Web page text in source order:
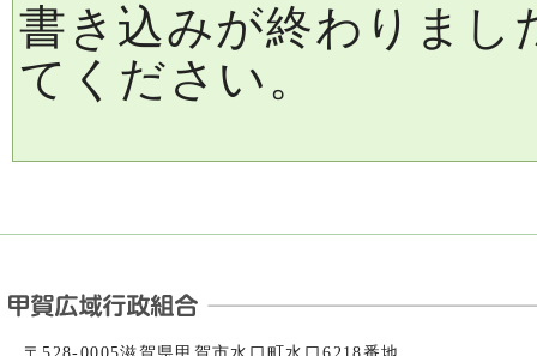
書き込みが終わりまし
てください。